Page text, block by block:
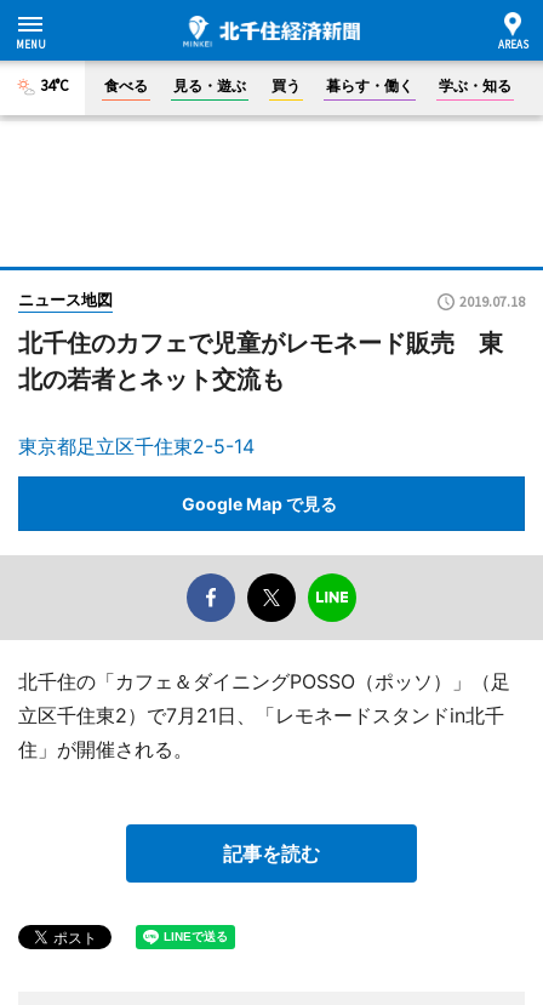
34°C 食べる 見る・遊ぶ 買う 暮らす・働く 学ぶ・知る
ニュース地図 2019.07.18
北千住のカフェで児童がレモネード販売 東
北の若者とネット交流も
東京都足立区千住東2-5-14
Google Map で見る
北千住の「カフェ＆ダイニングPOSSO（ポッソ）」（足
立区千住東2）で7月21日、「レモネードスタンドin北千
住」が開催される。
記事を読む